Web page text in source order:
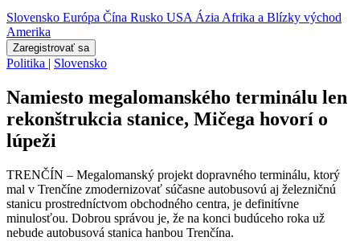
Slovensko Európa Čína Rusko USA ÁziaAfrika a Blízky východ
Amerika
Zaregistrovať sa
Politika | Slovensko
Namiesto megalomanského terminálu len
rekonštrukcia stanice, Mičega hovorí o
lúpeži
TRENČÍN – Megalomanský projekt dopravného terminálu, ktorý
mal v Trenčíne zmodernizovať súčasne autobusovú aj železničnú
stanicu prostredníctvom obchodného centra, je definitívne
minulosťou. Dobrou správou je, že na konci budúceho roka už
nebude autobusová stanica hanbou Trenčína.